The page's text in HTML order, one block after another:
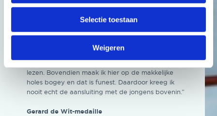
Selectie toestaan
Weigeren
sta ik niet alleen. Op een aantal holes worden goede
Dat hijzelf niet tot het laatst meedeed om de zege,
weet de Bleiswijker aan zijn putten. “Dat was deze
week niet goed genoeg. Mijn kwaliteit ligt niet op
deze hobbelgreens, ik had moeite om de putts te
lezen. Bovendien maak ik hier op de makkelijke
holes bogey en dat is funest. Daardoor kreeg ik
nooit echt de aansluiting met de jongens bovenin.”
Gerard de Wit-medaille